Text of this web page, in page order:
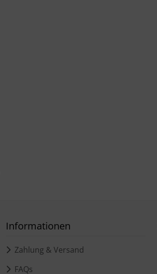
Informationen
Zahlung & Versand
FAQs